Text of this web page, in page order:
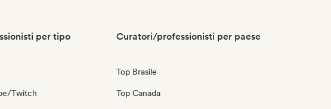
per tipo
Twitch
Curatori/professionisti per paese
Top Brasile
Top Canada